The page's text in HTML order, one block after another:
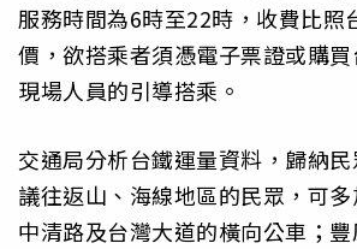
服務時間為6時至22時，收費比照
價，欲搭乘者須憑電子票證或購
現場人員的引導搭乘。
交通局分析台鐵運量資料，歸納
議往返山、海線地區的民眾，可多
中清路及台灣大道的橫向公車；